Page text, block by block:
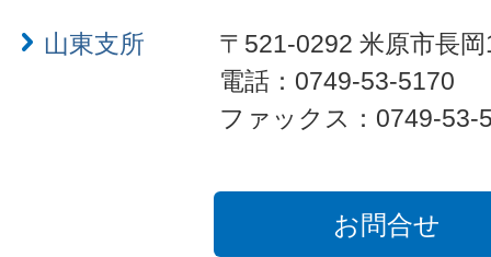
山東支所
〒521-0292 米原市長
電話：0749-53-5170
ファックス：0749-53-
お問合せ